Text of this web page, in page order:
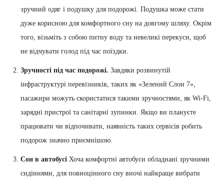
зручний одяг і подушку для подорожі. Подушка може стати
дуже корисною для комфортного сну на довгому шляху. Окрім
того, візьміть з собою питну воду та невеликі перекуси, щоб
не відчувати голод під час поїздки.
Зручності під час подорожі. Завдяки розвинутій
інфраструктурі перевізників, таких як «Зелений Слон 7»,
пасажири можуть скористатися такими зручностями, як Wi-Fi,
зарядні пристрої та санітарні зупинки. Якщо ви плануєте
працювати чи відпочивати, наявність таких сервісів робить
подорож значно приємнішою.
Сон в автобусі Хоча комфортні автобуси обладнані зручними
сидіннями, для повноцінного сну вночі найкраще вибрати